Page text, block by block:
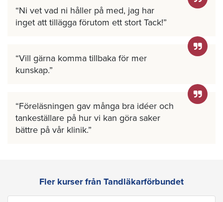
Ni vet vad ni håller på med, jag har
inget att tillägga förutom ett stort Tack!
Vill gärna komma tillbaka för mer
kunskap.
Föreläsningen gav många bra idéer och
tankeställare på hur vi kan göra saker
bättre på vår klinik.
Fler kurser från Tandläkarförbundet